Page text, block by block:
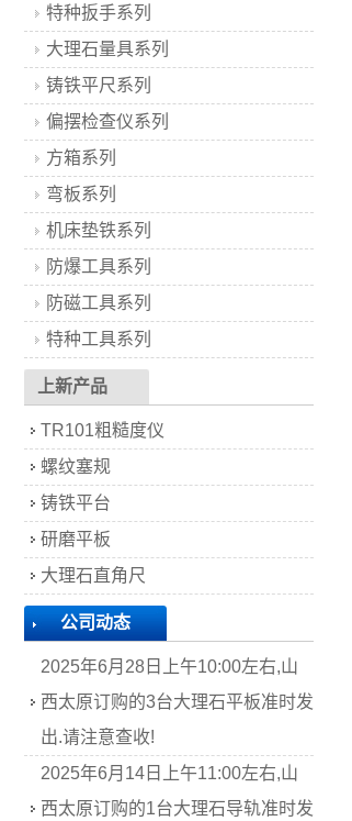
特种扳手系列
大理石量具系列
铸铁平尺系列
偏摆检查仪系列
方箱系列
弯板系列
机床垫铁系列
防爆工具系列
防磁工具系列
特种工具系列
上新产品
TR101粗糙度仪
螺纹塞规
铸铁平台
研磨平板
大理石直角尺
公司动态
2025年6月28日上午10:00左右,山
西太原订购的3台大理石平板准时发
出.请注意查收!
2025年6月14日上午11:00左右,山
西太原订购的1台大理石导轨准时发